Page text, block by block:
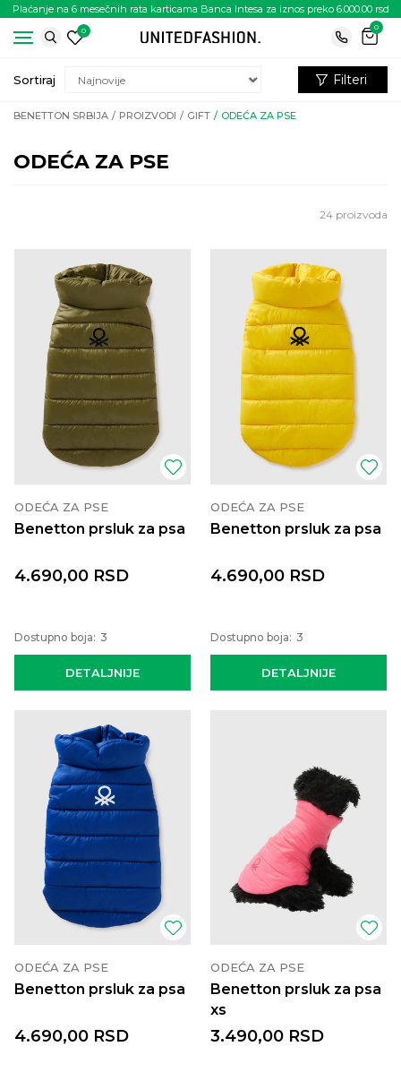
Plaćanje na 6 mesečnih rata karticama Banca Intesa za iznos preko 6.000.00 rsd
0
0
BENETTON SRBIJA PROIZVODI GIFT ODEĆA ZA PSE
ODEĆA ZA PSE
Sortiraj Filteri
24 proizvoda
ODEĆA ZA PSE
Benetton prsluk za psa
DETALJNIJE
4.690,00 RSD
Dostupno boja: 3
ODEĆA ZA PSE
Benetton prsluk za psa
DETALJNIJE
4.690,00 RSD
Dostupno boja: 3
ODEĆA ZA PSE
Benetton prsluk za psa
4.690,00 RSD
ODEĆA ZA PSE
Benetton prsluk za psa
xs
3.490,00 RSD